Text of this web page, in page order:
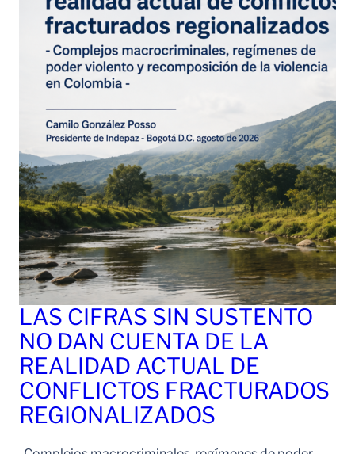
LAS CIFRAS SIN SUSTENTO
NO DAN CUENTA DE LA
REALIDAD ACTUAL DE
CONFLICTOS FRACTURADOS
REGIONALIZADOS